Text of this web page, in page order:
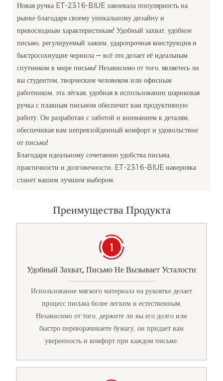
Новая ручка ET-2316-BIUE завоевала популярность на
рынке благодаря своему уникальному дизайну и
превосходным характеристикам! Удобный захват, удобное
письмо, регулируемый зажим, ударопрочная конструкция и
быстросохнущие чернила — всё это делает её идеальным
спутником в мире письма! Независимо от того, являетесь ли
вы студентом, творческим человеком или офисным
работником, эта лёгкая, удобная в использовании шариковая
ручка с плавным письмом обеспечит вам продуктивную
работу. Он разработан с заботой и вниманием к деталям,
обеспечивая вам непревзойденный комфорт и удовольствие
от письма!
Благодаря идеальному сочетанию удобства письма,
практичности и долговечности, ET-2316-BIUE наверняка
станет вашим лучшим выбором.
Преимущества Продукта
Удобный Захват, Письмо Не Вызывает Усталости
Использование мягкого материала на рукоятке делает
процесс письма более легким и естественным.
Независимо от того, держите ли вы его долго или
быстро переворачиваете бумагу, он придает вам
уверенность и комфорт при каждом письме.